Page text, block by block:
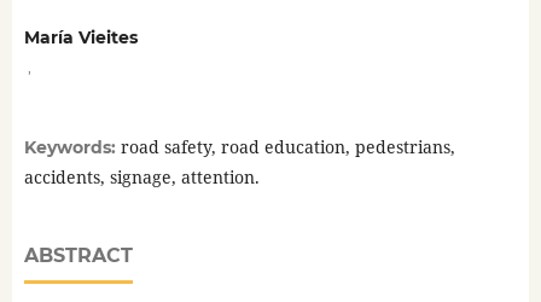
María Vieites
Keywords: road safety, road education, pedestrians,
accidents, signage, attention.
ABSTRACT